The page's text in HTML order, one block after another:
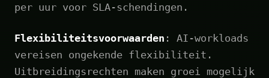
per uur voor SLA-schendingen.
Flexibiliteitsvoorwaarden : AI-workloads
vereisen ongekende flexibiliteit.
Uitbreidingsrechten maken groei mogelijk